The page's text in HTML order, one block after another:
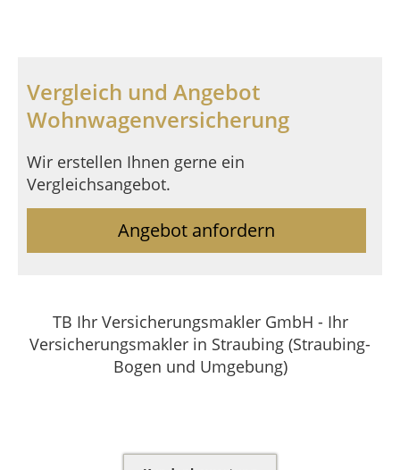
Vergleich und Angebot
Wohnwagenversicherung
Wir erstellen Ihnen gerne ein
Vergleichsangebot.
Angebot anfordern
TB Ihr Versicherungsmakler GmbH - Ihr
Versicherungsmakler in Straubing (Straubing-
Bogen und Umgebung)